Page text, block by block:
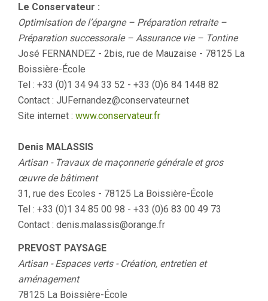
Le Conservateur :
Optimisation de l’épargne – Préparation retraite –
Préparation successorale – Assurance vie – Tontine
José FERNANDEZ - 2bis, rue de Mauzaise - 78125 La
Boissière-École
Tel : +33 (0)1 34 94 33 52 - +33 (0)6 84 1448 82
Contact : JUFernandez@conservateur.net
Site internet : www.conservateur.fr
Denis MALASSIS
Artisan - Travaux de maçonnerie générale et gros
œuvre de bâtiment
31, rue des Ecoles - 78125 La Boissière-École
Tel : +33 (0)1 34 85 00 98 - +33 (0)6 83 00 49 73
Contact : denis.malassis@orange.fr
PREVOST PAYSAGE
Artisan - Espaces verts - Création, entretien et
aménagement
78125 La Boissière-École